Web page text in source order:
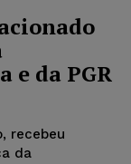
e da PGR
recebeu
da